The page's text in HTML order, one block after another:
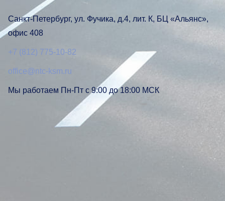
Санкт-Петербург, ул. Фучика, д.4, лит. К, БЦ «Альянс»,
офис 408
+7 (812) 775-10-82
office@ntc-ksm.ru
Мы работаем Пн-Пт с 9:00 до 18:00 МСК